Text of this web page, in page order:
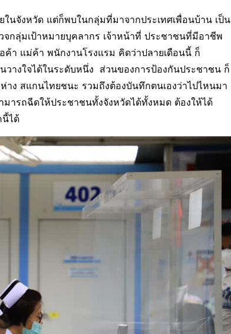
นจังหวัด แต่ก็พบในกลุ่มที่มาจากประเทศเพื่อนบ้าน เป็น
กลุ่มเป้าหมายบุคลากร เจ้าหน้าที่ ประชาชนที่มีอาชีพ
ค้า แม่ค้า พนักงานโรงแรม คิดว่าปลายเดือนนี้ ก็
างใจได้ในระดับหนึ่ง ส่วนของการป้องกันประชาชน ก็
าง สแกนไทยชนะ รวมถึงต้องบันทึกตนเองว่าไปไหนมา
ารถฉีดให้ประชาชนทั้งจังหวัดได้ทั้งหมด ต้องให้ได้
นี้ได้